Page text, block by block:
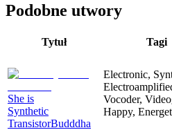
Podobne utwory
Tytuł Tagi
She is
Synthetic
TransistorBudddha
Electronic,
Vocoder,
Happy,